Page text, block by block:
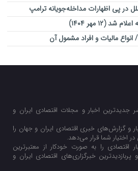
در پی اظهارات مداخله‌جویانه ترامپ
مهر ۱۴۰۴)
انواع مالیات و افراد مشمول آن
جدیدترین اخبار و مجلات اقتصادی ایران و
و گزارش‌های خبری اقتصادی ایران و جهان را
اختیار شما قرار می‌‌دهد.
اقتصادی را به صورت خودکار از معتبرترین
خبرگزاری‌های اقتصادی ایران و